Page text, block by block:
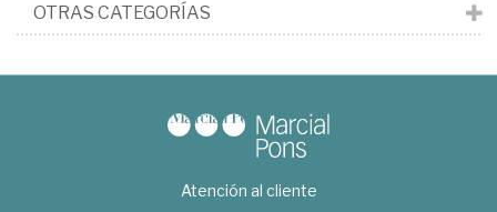
OTRAS CATEGORÍAS
Atención al cliente